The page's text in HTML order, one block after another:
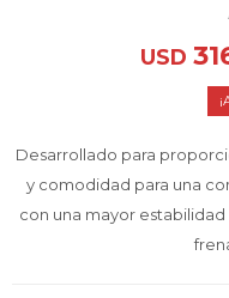
USD
Desarrollado para
y comodidad para una
con una mayor